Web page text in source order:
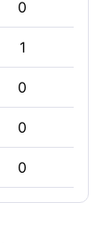
0
1
0
0
0